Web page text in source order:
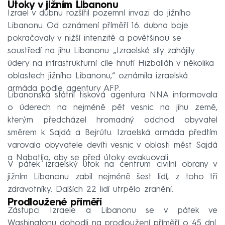
Útoky v jižním Libanonu
Izrael v dubnu rozšířil pozemní invazi do jižního
Libanonu. Od oznámení příměří 16. dubna boje
pokračovaly v nižší intenzitě a povětšinou se
soustředí na jihu Libanonu. „Izraelské síly zahájily
údery na infrastrukturní cíle hnutí Hizballáh v několika
oblastech jižního Libanonu,“ oznámila izraelská
armáda podle agentury AFP.
Libanonská státní tisková agentura NNA informovala
o úderech na nejméně pět vesnic na jihu země,
kterým předcházel hromadný odchod obyvatel
směrem k Sajdá a Bejrútu. Izraelská armáda předtím
varovala obyvatele devíti vesnic v oblasti měst Sajdá
a Nabatíja, aby se před útoky evakuovali.
V pátek izraelský útok na centrum civilní obrany v
jižním Libanonu zabil nejméně šest lidí, z toho tři
zdravotníky. Dalších 22 lidí utrpělo zranění.
Prodloužené příměří
Zástupci Izraele a Libanonu se v pátek ve